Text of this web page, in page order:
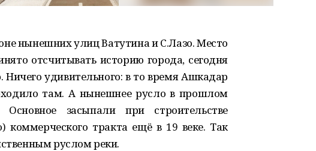
нынешнихулиц Ватутина и С.Лазо. Место
отсчитывать историю города, сегодня
Ничего удивительного: в то время Ашкадар
там. А нынешнее русло в прошлом
засыпали при строительстве
коммерческого тракта ещё в 19 веке. Так
твенным руслом реки.